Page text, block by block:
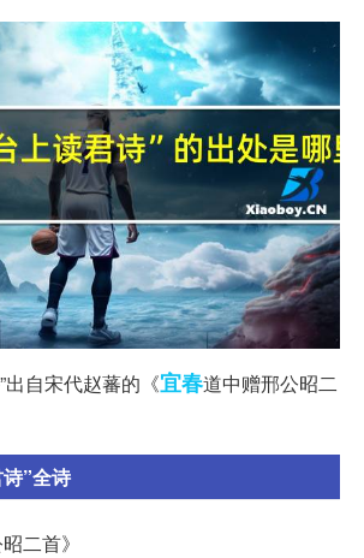
出自宋代赵蕃的《宜春道中赠邢公昭二
”全诗
二首》